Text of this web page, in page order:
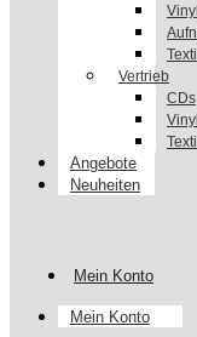
Vinyl
Vertrieb
CDs
Vinyl
Angebote
Neuheiten
Mein Konto
Mein Konto